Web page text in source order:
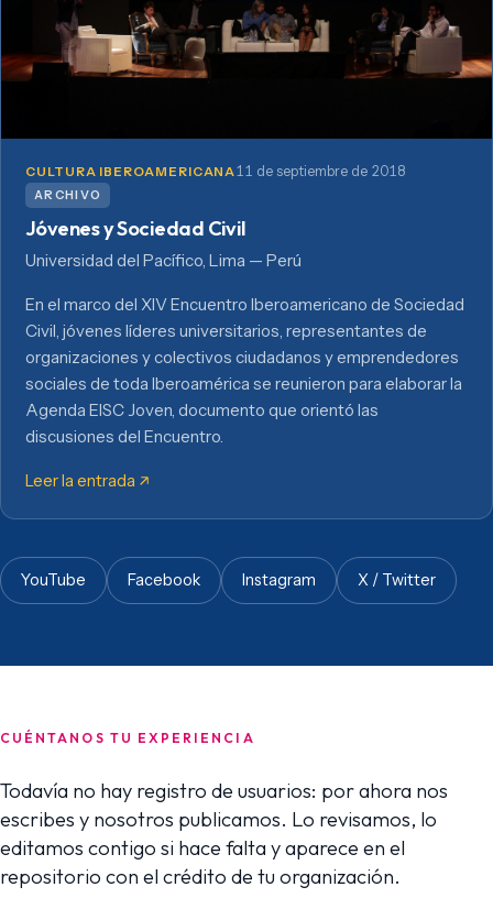
CULTURA IBEROAMERICANA 11 de septiembre de 2018
ARCHIVO
Jóvenes y Sociedad Civil
Universidad del Pacífico, Lima — Perú
En el marco del XIV Encuentro Iberoamericano de Sociedad
Civil, jóvenes líderes universitarios, representantes de
organizaciones y colectivos ciudadanos y emprendedores
sociales de toda Iberoamérica se reunieron para elaborar la
Agenda EISC Joven, documento que orientó las
discusiones del Encuentro.
Leer la entrada
YouTube Facebook Instagram X / Twitter
CUÉNTANOS TU EXPERIENCIA
Todavía no hay registro de usuarios: por ahora nos
escribes y nosotros publicamos. Lo revisamos, lo
editamos contigo si hace falta y aparece en el
repositorio con el crédito de tu organización.